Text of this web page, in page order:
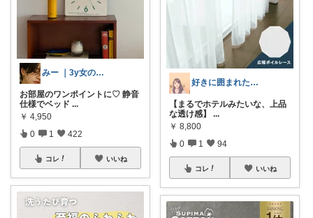
みー ｜3y女の子ママ
お部屋のワンポイントに♡ 静音
仕様でベッド ...
￥ 4,950
0 1 422
コレ いいね
好きに囲まれた一人暮らしインテリア⸝⸝꙳
【まるでホテルみたいな、上品
な透け感】 ...
￥ 8,800
0 1 94
コレ いいね